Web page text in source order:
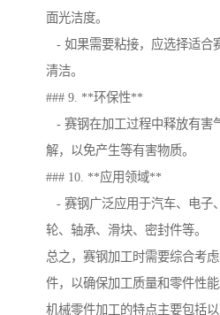
面光洁度。
- 如果需要粘接，应选择适合
清洁。
### 9. **环保性**
- 赛钢在加工过程中释放有害
解，以免产生等有害物质。
### 10. **应用领域**
- 赛钢广泛应用于汽车、电子
轮、轴承、滑块、密封件等。
总之，赛钢加工时需要综合考
件，以确保加工质量和零件性能
机械零件加工的特点主要包括以